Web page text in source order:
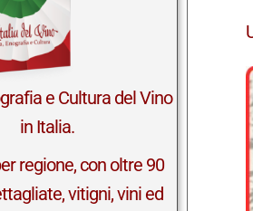
e Cultura del Vino
in Italia.
regione, con oltre 90
vitigni, vini ed